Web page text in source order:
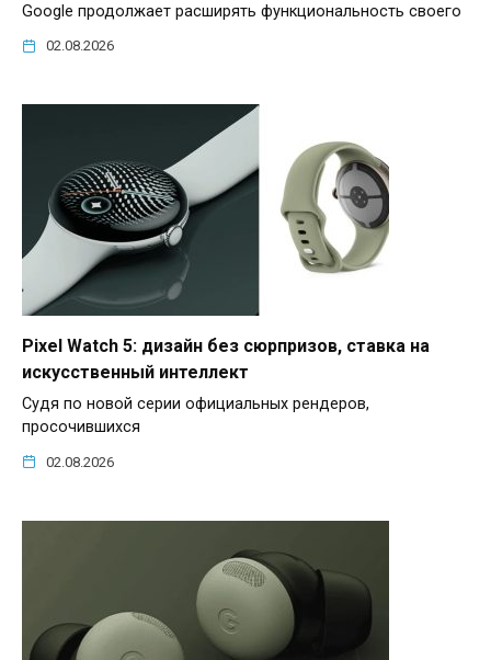
Google продолжает расширять функциональность своего
02.08.2026
Pixel Watch 5: дизайн без сюрпризов, ставка на
искусственный интеллект
Судя по новой серии официальных рендеров,
просочившихся
02.08.2026